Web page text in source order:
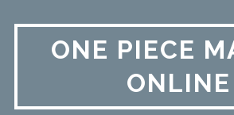
ONE PIECE
ONLINE